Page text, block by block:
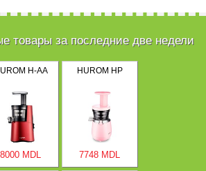
товары за последние две недели
H-AA
8000 MDL
HUROM HP
7748 MDL